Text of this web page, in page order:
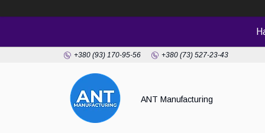
+380 (93) 170-95-56 +380 (73) 527-23-43
ANT Manufacturing